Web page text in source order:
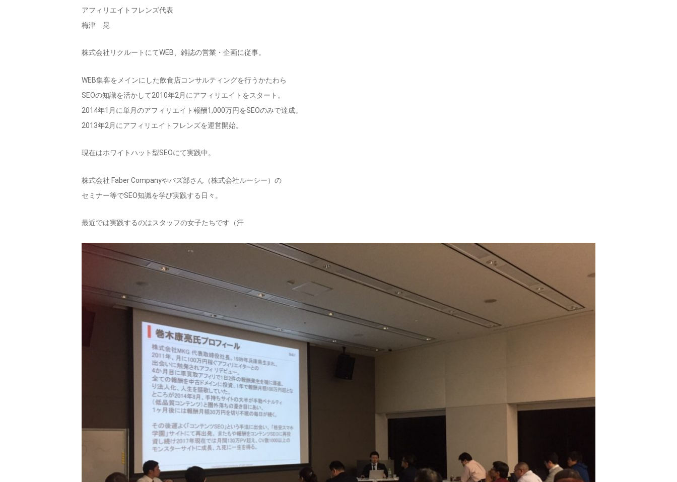
アフィリエイトフレンズ代表
梅津 晃
株式会社リクルートにてWEB、雑誌の営業・企画に従事。
WEB集客をメインにした飲食店コンサルティングを行うかたわら
SEOの知識を活かして2010年2月にアフィリエイトをスタート。
2014年1月に単月のアフィリエイト報酬1,000万円をSEOのみで達成。
2013年2月にアフィリエイトフレンズを運営開始。
現在はホワイトハット型SEOにて実践中。
株式会社 Faber Companyやバズ部さん（株式会社ルーシー）の
セミナー等でSEO知識を学び実践する日々。
最近では実践するのはスタッフの女子たちです（汗